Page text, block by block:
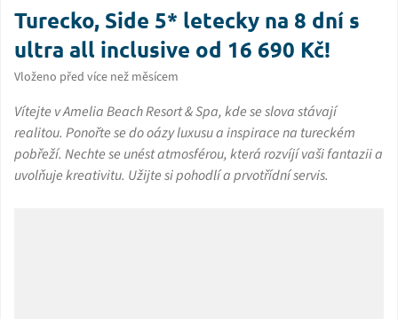
Turecko, Side 5* letecky na 8 dní s
ultra all inclusive od 16 690 Kč!
Vloženo před více než měsícem
Vítejte v Amelia Beach Resort & Spa, kde se slova stávají
realitou. Ponořte se do oázy luxusu a inspirace na tureckém
pobřeží. Nechte se unést atmosférou, která rozvíjí vaši fantazii a
uvolňuje kreativitu. Užijte si pohodlí a prvotřídní servis.